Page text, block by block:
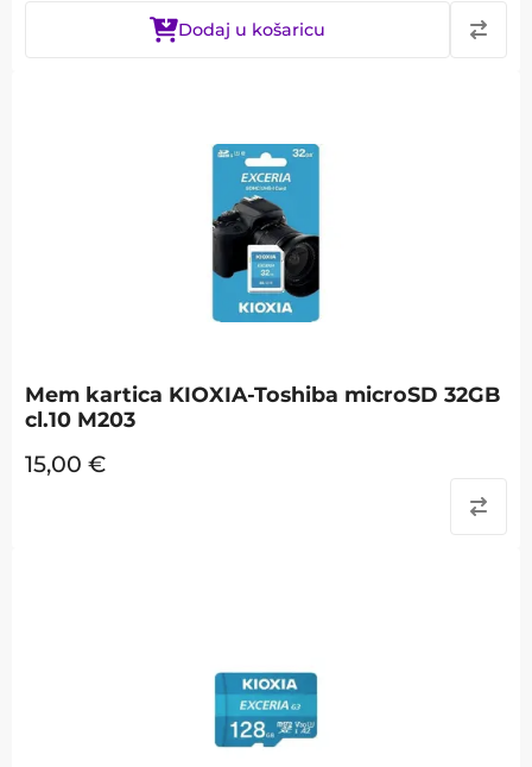
Dodaj u košaricu
Mem kartica KIOXIA-Toshiba microSD 32GB
cl.10 M203
15,00 €